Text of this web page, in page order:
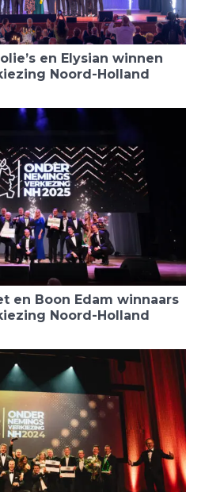
en Elysian winnen
Noord-Holland
en Boon Edam winnaars
Noord-Holland